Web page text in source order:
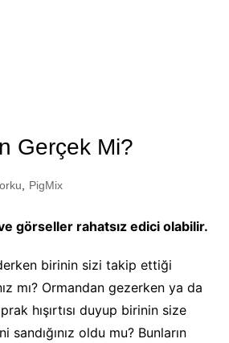
Gerçek Mi?
PigMix
görseller rahatsız edici olabilir.
birinin sizi takip ettiği
mı? Ormandan gezerken ya da
hışırtısı duyup birinin size
sandığınız oldu mu? Bunların